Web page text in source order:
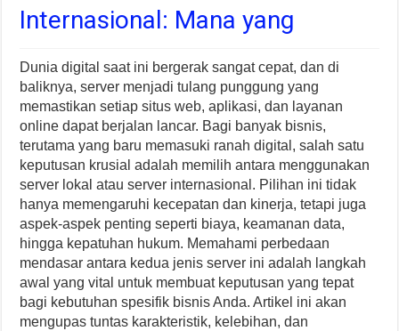
Internasional: Mana yang
Dunia digital saat ini bergerak sangat cepat, dan di
baliknya, server menjadi tulang punggung yang
memastikan setiap situs web, aplikasi, dan layanan
online dapat berjalan lancar. Bagi banyak bisnis,
terutama yang baru memasuki ranah digital, salah satu
keputusan krusial adalah memilih antara menggunakan
server lokal atau server internasional. Pilihan ini tidak
hanya memengaruhi kecepatan dan kinerja, tetapi juga
aspek-aspek penting seperti biaya, keamanan data,
hingga kepatuhan hukum. Memahami perbedaan
mendasar antara kedua jenis server ini adalah langkah
awal yang vital untuk membuat keputusan yang tepat
bagi kebutuhan spesifik bisnis Anda. Artikel ini akan
mengupas tuntas karakteristik, kelebihan, dan